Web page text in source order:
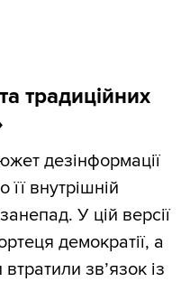
традиційних
дезінформації
внутрішній
У цій версії
демократії, а
втратили зв’язок із